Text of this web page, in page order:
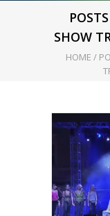
SHOW
HOME /